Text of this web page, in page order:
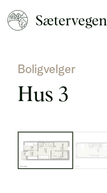
Sætervegen
Boligvelger
Hus 3